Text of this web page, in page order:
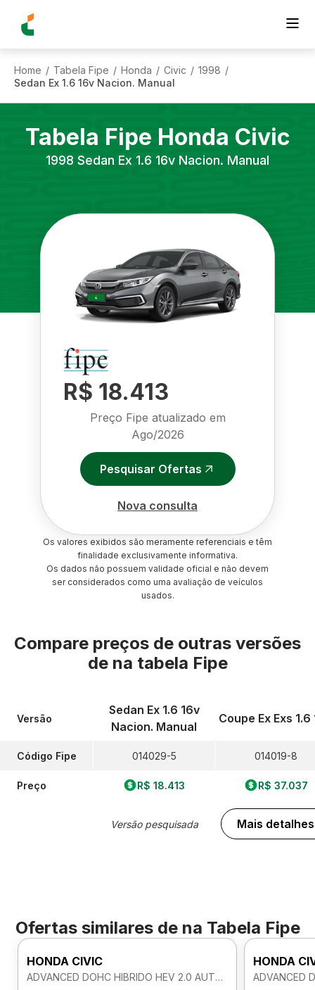
Home / Tabela Fipe / Honda / Civic / 1998 /
Sedan Ex 1.6 16v Nacion. Manual
Tabela Fipe Honda Civic
1998 Sedan Ex 1.6 16v Nacion. Manual
R$ 18.413
Preço Fipe atualizado em
Ago/2026
Pesquisar Ofertas
Nova consulta
Os valores exibidos são meramente referenciais e têm
finalidade exclusivamente informativa.
Os dados não possuem validade oficial e não devem
ser considerados como uma avaliação de veículos
usados.
Compare preços de outras versões
de na tabela Fipe
Versão
Código Fipe
Preço
Sedan Ex 1.6 16v
Nacion. Manual
014029-5
R$ 18.413
Versão pesquisada
Coupe Ex Exs 1.6
014019-8
R$ 37.037
Mais detalhes
Ofertas similares de na Tabela Fipe
HONDA CIVIC
ADVANCED DOHC HIBRIDO HEV 2.0 AUTOMATICO
HONDA